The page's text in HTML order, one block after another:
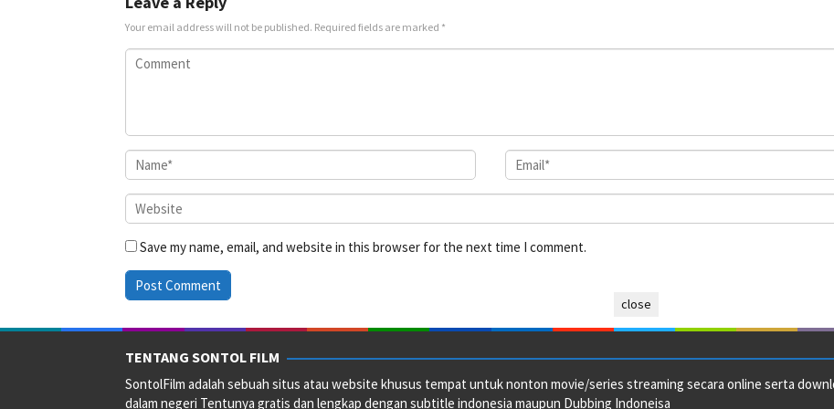
Your email address will not be published. Required fields are marked *
Save my name, email, and website in this browser for the next time I comment.
TENTANG SONTOL FILM
SontolFilm adalah sebuah situs atau website khusus tempat untuk nonton movie/series streaming secara online serta
dalam negeri Tentunya gratis dan lengkap dengan subtitle indonesia maupun Dubbing Indoneisa
close